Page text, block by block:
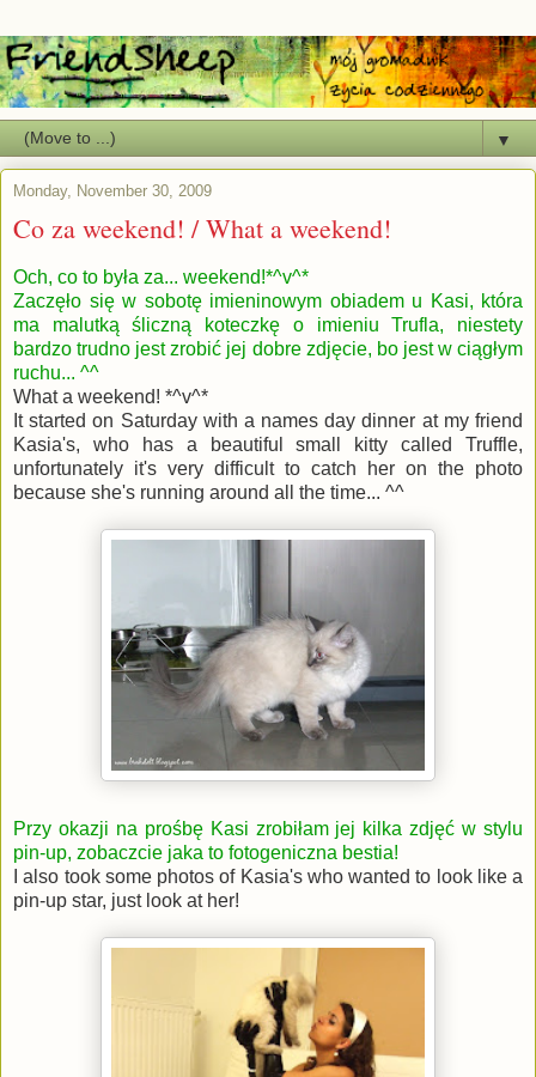
▼
Monday, November 30, 2009
Co za weekend! / What a weekend!
Och, co to była za... weekend!*^v^*
Zaczęło się w sobotę imieninowym obiadem u Kasi, która
ma malutką śliczną koteczkę o imieniu Trufla, niestety
bardzo trudno jest zrobić jej dobre zdjęcie, bo jest w ciągłym
ruchu... ^^
What a weekend! *^v^*
It started on Saturday with a names day dinner at my friend
Kasia's, who has a beautiful small kitty called Truffle,
unfortunately it's very difficult to catch her on the photo
because she's running around all the time... ^^
Przy okazji na prośbę Kasi zrobiłam jej kilka zdjęć w stylu
pin-up, zobaczcie jaka to fotogeniczna bestia!
I also took some photos of Kasia's who wanted to look like a
pin-up star, just look at her!